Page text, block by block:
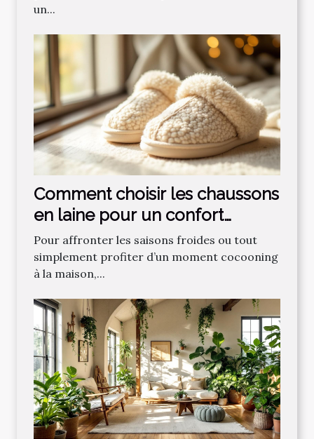
un...
Comment choisir les chaussons
en laine pour un confort
optimal ?
Pour affronter les saisons froides ou tout
simplement profiter d’un moment cocooning
à la maison,...